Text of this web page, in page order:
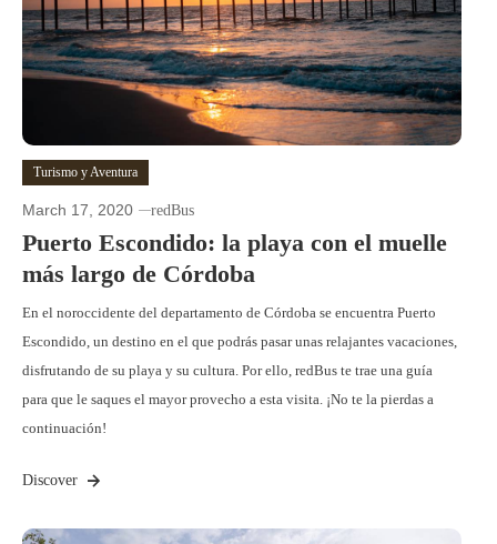
Turismo y Aventura
March 17, 2020 redBus
Puerto Escondido: la playa con el muelle
más largo de Córdoba
En el noroccidente del departamento de Córdoba se encuentra Puerto
Escondido, un destino en el que podrás pasar unas relajantes vacaciones,
disfrutando de su playa y su cultura. Por ello, redBus te trae una guía
para que le saques el mayor provecho a esta visita. ¡No te la pierdas a
continuación!
Discover